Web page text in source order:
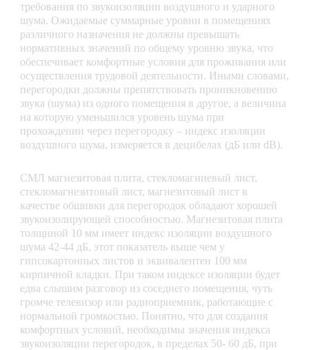
требования по звукоизоляции воздушного и ударного
шума. Ожидаемые суммарные уровни в помещениях
различного назначения не должны превышать
нормативных значений по общему уровню звука, что
обеспечивает комфортные условия для проживания или
осуществления трудовой деятельности. Иными словами,
перегородки должны препятствовать проникновению
звука (шума) из одного помещения в другое, а величина
на которую уменьшился уровень шума при
прохождении через перегородку – индекс изоляции
воздушного шума, измеряется в децибелах (дБ или dB).
СМЛ магнезитовая плита, стекломагниевый лист,
стекломагнезитовый лист, магнезитовый лист в
качестве обшивки для перегородок обладают хорошей
звукоизолирующей способностью. Магнезитовая плита
толщиной 10 мм имеет индекс изоляции воздушного
шума 42-44 дБ, этот показатель выше чем у
гипсокартонных листов и эквивалентен 100 мм
кирпичной кладки. При таком индексе изоляции будет
едва слышим разговор из соседнего помещения, чуть
громче телевизор или радиоприемник, работающие с
нормальной громкостью. Понятно, что для создания
комфортных условий, необходимы значения индекса
звукоизоляции перегородок, в пределах 50- 60 дБ, при